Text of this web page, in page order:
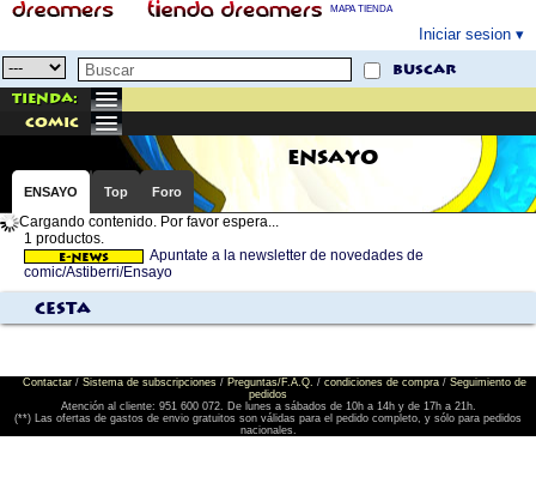
MAPA TIENDA
Iniciar sesion
buscar
Tienda:
comic
ENSAYO
ENSAYO Top Foro
Cargando contenido. Por favor espera...
1 productos.
Apuntate a la newsletter de novedades de
comic/Astiberri/Ensayo
Cesta
Contactar/ Sistema de subscripciones/ Preguntas/F.A.Q. / condiciones de compra/ Seguimiento de
pedidos
Atención al cliente: 951 600 072. De lunes a sábados de 10h a 14h y de 17h a 21h.
(**) Las ofertas de gastos de envio gratuitos son válidas para el pedido completo, y sólo para pedidos
nacionales.